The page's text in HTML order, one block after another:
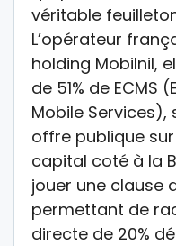
véritable
L’opérateur
holding Mobilnil,
de 51% de
Mobile
offre publique
capital coté à la
jouer une clause
permettant de
directe de 20%